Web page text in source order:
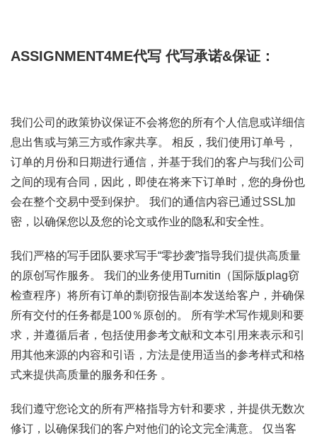
ASSIGNMENT4ME代写代写承诺&保证：
我们公司的政策协议保证不会将您的所有个人信息或详细信
息出售或与第三方或作家共享。 相反，我们使用订单号，
订单的月份和日期进行通信，并基于我们的客户与我们公司
之间的现有合同，因此，即使在将来下订单时，您的身份也
会在整个交易中受到保护。 我们的通信内容已通过SSL加
密，以确保您以及您的论文或作业的隐私和安全性。
我们严格的写手团队要求写手“零抄袭”指导我们提供高质量
的原创写作服务。 我们的业务使用Turnitin（国际版plag窃
检查程序）将所有订单的剽窃报告副本发送给客户，并确保
所有交付的任务都是100％原创的。 所有学术写作规则和要
求，并遵循后者，包括使用参考文献和文本引用来表示和引
用其他来源的内容和引语，方法是使用适当的参考样式和格
式来提供高质量的服务和任务 。
我们遵守您论文的所有严格指导方针和要求，并提供无数次
修订，以确保我们的客户对他们的论文完全满意。 仅当客